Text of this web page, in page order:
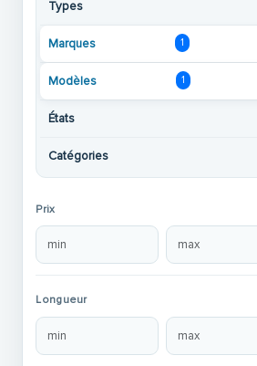
Types
Marques 1
Modèles 1
États
Catégories
Prix
Longueur
BATEAU À MOTEUR OCCASION ·
2012